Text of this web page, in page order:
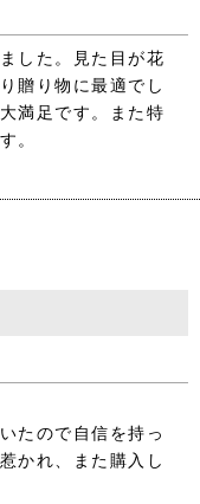
した。見た目が花
贈り物に最適でし
満足です。また特
。
たので自信を持っ
かれ、また購入し